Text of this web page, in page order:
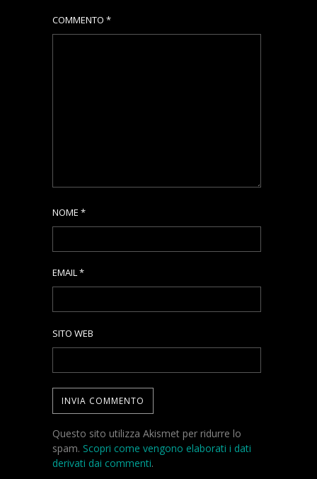
COMMENTO *
NOME *
EMAIL*
SITO WEB
Questo sito utilizza Akismet per ridurre lo
spam. Scopri come vengono elaborati i dati
derivati dai commenti.